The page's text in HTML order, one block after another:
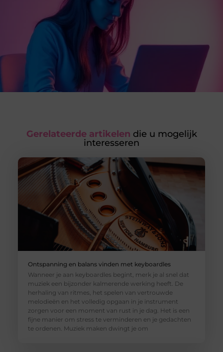
Gerelateerde artikelen die u mogelijk
interesseren
Ontspanning en balans vinden met keyboardles
Wanneer je aan keyboardles begint, merk je al snel dat
muziek een bijzonder kalmerende werking heeft. De
herhaling van ritmes, het spelen van vertrouwde
melodieën en het volledig opgaan in je instrument
zorgen voor een moment van rust in je dag. Het is een
fijne manier om stress te verminderen en je gedachten
te ordenen. Muziek maken dwingt je om